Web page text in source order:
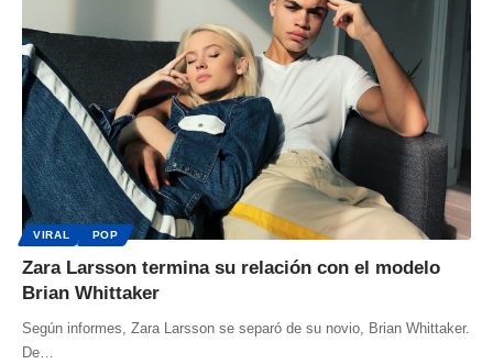
VIRAL POP
Zara Larsson termina su relación con el modelo
Brian Whittaker
Según informes, Zara Larsson se separó de su novio, Brian Whittaker.
De…